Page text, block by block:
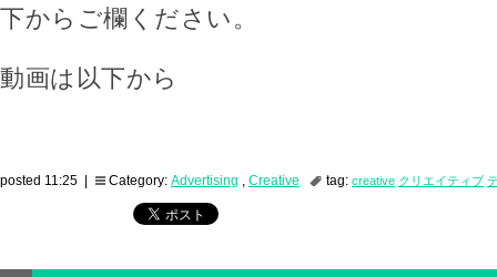
下からご欄ください。
動画は以下から
posted 11:25 | Category: Advertising , Creative tag: creative クリエイティブ